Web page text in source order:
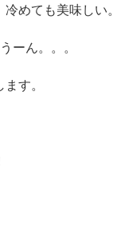
めても美味しい。
ーん。。。
す。